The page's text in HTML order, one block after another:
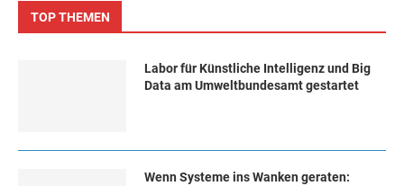
TOP THEMEN
Labor für Künstliche Intelligenz und Big
Data am Umweltbundesamt gestartet
Wenn Systeme ins Wanken geraten: